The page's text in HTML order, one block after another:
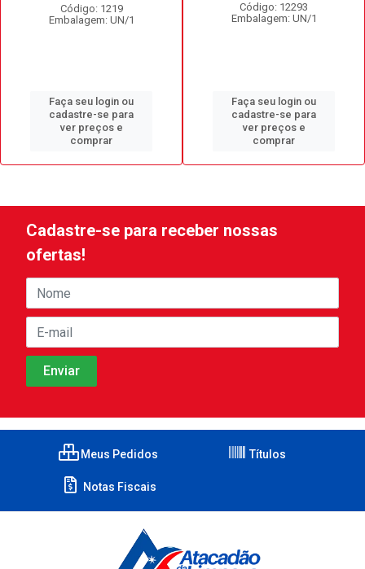
Código: 1219
Embalagem: UN/1
Faça seu login ou
cadastre-se para
ver preços e
comprar
Código: 12293
Embalagem: UN/1
Faça seu login ou
cadastre-se para
ver preços e
comprar
Cadastre-se para receber nossas
ofertas!
Meus Pedidos Títulos
Notas Fiscais